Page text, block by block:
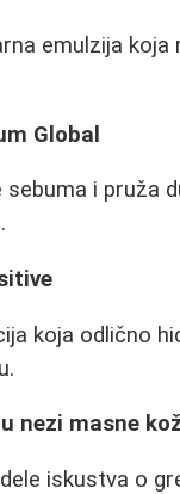
emulzija
Global
sebuma i pruža
koja odlično
nezi masne
iskustva o